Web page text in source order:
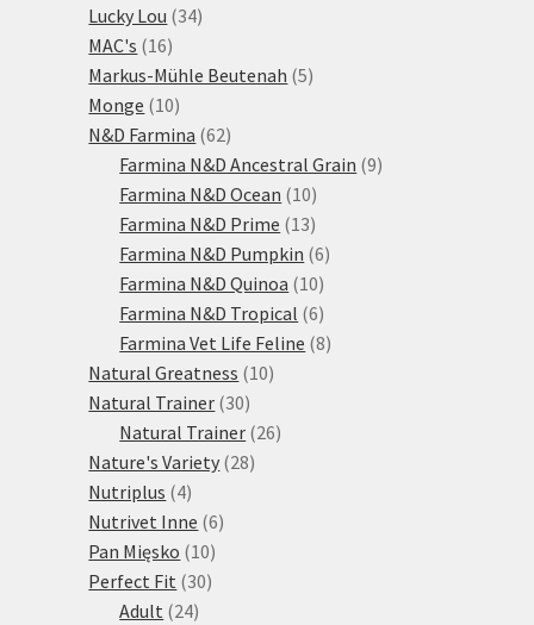
Lucky Lou 3434
MAC's 1616
produktů
Markus-Mühle Beutenah 55
Monge 1010
produktů
N&D Farmina 6262
produktů
Farmina N&D Ancestral Grain 99
Farmina N&D Ocean 1010
produktů
Farmina N&D Prime 1313
produktů
Farmina N&D Pumpkin 66
Farmina N&D Quinoa 1010
produktů
Farmina N&D Tropical 66
produktů
Farmina Vet Life Feline 88
Natural Greatness 1010
Natural Trainer 3030
produktů
Natural Trainer 2626
Nature's Variety 2828
Nutriplus 44
produkty
Nutrivet Inne 66
Pan Mięsko 1010
produktů
Perfect Fit 3030
Adult 2424